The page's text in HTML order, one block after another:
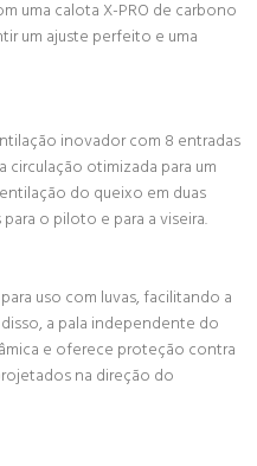
uma calota X-PRO de carbono
um ajuste perfeito e uma
inovador com 8 entradas
circulação otimizada para um
do queixo em duas
o piloto e para a viseira.
uso com luvas, facilitando a
a pala independente do
e oferece proteção contra
na direção do